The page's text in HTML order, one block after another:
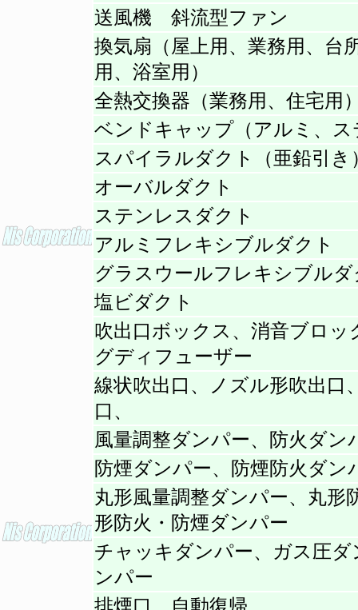
送風機 斜流型ファン
換気扇（屋上用、業務用、台
用、浴室用）
全熱交換器（業務用、住宅用
ベンドキャップ（アルミ、ス
スパイラルダクト（亜鉛引
オーバルダクト
ステンレスダクト
アルミフレキシブルダクト
グラスウールフレキシブル
塩ビダクト
吹出口ボックス、消音ブロ
グディフューザー
線状吹出口、ノズル形吹出口
口、
風量調整ダンパー、防火ダ
防煙ダンパー、防煙防火ダン
丸形風量調整ダンパー、丸形
形防火・防煙ダンパー
チャッキダンパー、ガス圧
ンパー
排煙口 自動復帰